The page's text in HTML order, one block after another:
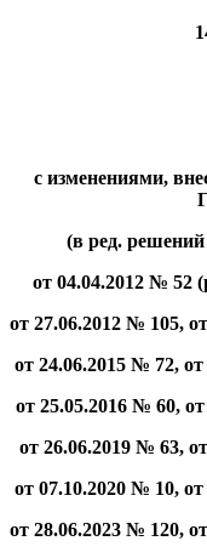
№
с изменениями,
(в ред.
от 04.04.2012 № 52
от 27.06.2012 № 105,
от 24.06.2015 № 72,
от 25.05.2016 № 60,
от 26.06.2019 № 63,
от 07.10.2020 № 10,
от 28.06.2023 № 120,